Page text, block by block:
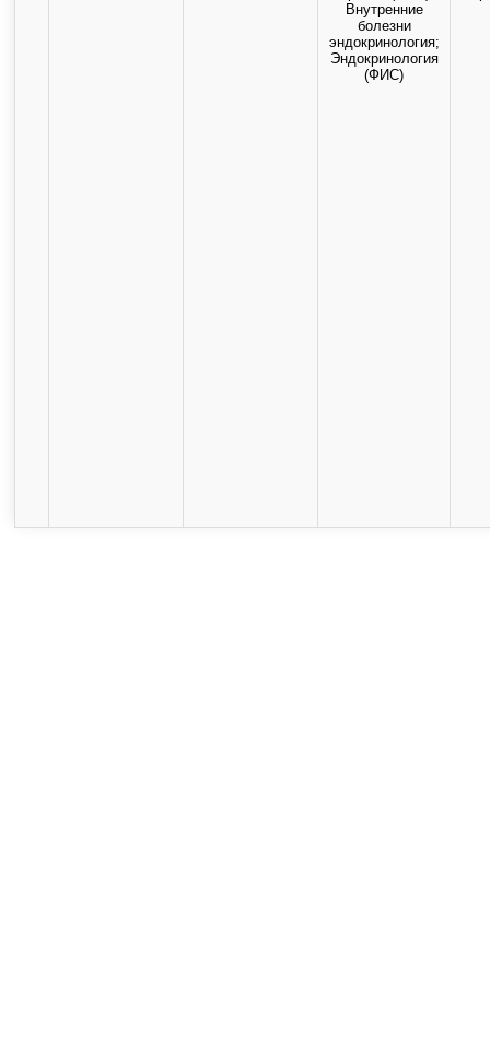
Внутренние
болезни
эндокринология;
Эндокринология
(ФИС)